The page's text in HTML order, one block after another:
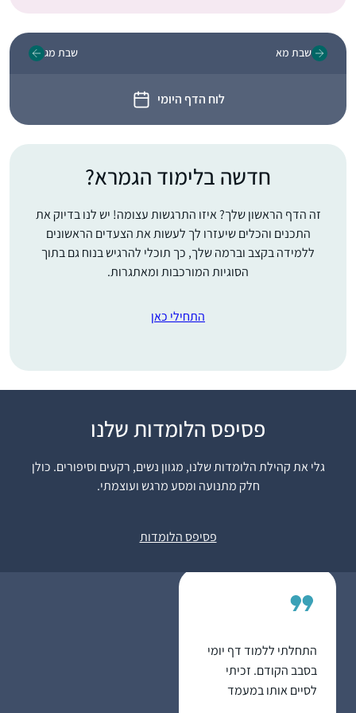
שבת מא
לוח הדף היומי
שבת מג
חדשה בלימוד הגמרא?
זה הדף הראשון שלך? איזו התרגשות עצומה! יש לנו בדיוק את
התכנים והכלים שיעזרו לך לעשות את הצעדים הראשונים
ללמידה בקצב וברמה שלך, כך תוכלי להרגיש בנוח גם בתוך
הסוגיות המורכבות ומאתגרות.
התחילי כאן
פסיפס הלומדות שלנו
גלי את קהילת הלומדות שלנו, מגוון נשים, רקעים וסיפורים. כולן
חלק מתנועה ומסע מרגש ועוצמתי.
פסיפס הלומדות
במדרשה. לאחרונה
סיימתי מסכת תענית
בלמידה עצמית ועכשיו
לקראת סיום מסכת
התחלתי ללמוד דף יומי
בסבב הקודם. זכיתי
לסיים אותו במעמד